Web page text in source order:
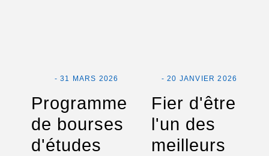
- 31 MARS 2026
Programme
de bourses
d'études
- 20 JANVIER 2026
Fier d'être
l'un des
meilleurs